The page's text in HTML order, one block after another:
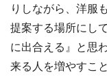
りしながら、洋服
提案する場所にし
に出合える』と思
来る人を増やすこ